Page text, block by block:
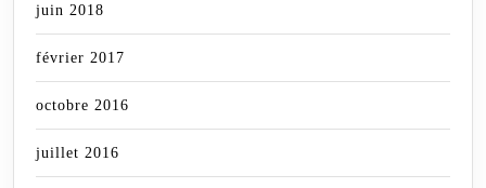
juin 2018
février 2017
octobre 2016
juillet 2016